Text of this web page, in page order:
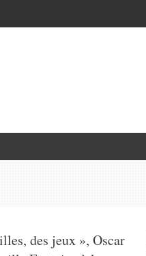
des jeux », Oscar